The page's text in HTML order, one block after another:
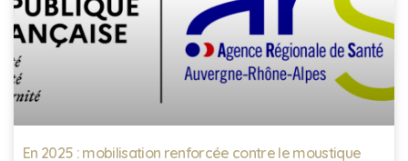
En 2025 : mobilisation renforcée contre le moustique